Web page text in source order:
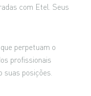
com Etel. Seus
perpetuam o
profissionais
posições.